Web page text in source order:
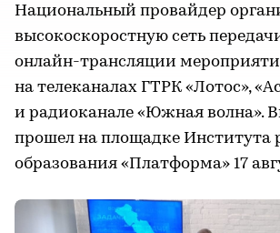
Национальный провайдер
высокоскоростную сеть
онлайн-трансляции
на телеканалах ГТРК «Лотос»,
и радиоканале «Южная волна».
прошел на площадке Института
образования «Платформа» 17